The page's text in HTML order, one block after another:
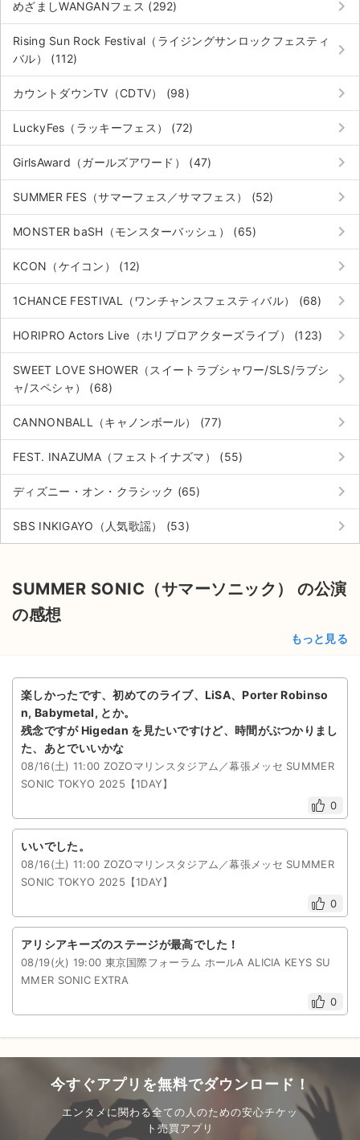
めざましWANGANフェス (292) keyboard_arrow_right
Rising Sun Rock Festival（ライジングサンロックフェスティ
バル） (112)
keyboard_arrow_right
カウントダウンTV（CDTV） (98) keyboard_arrow_right
LuckyFes（ラッキーフェス） (72) keyboard_arrow_right
GirlsAward（ガールズアワード） (47) keyboard_arrow_right
SUMMER FES（サマーフェス／サマフェス） (52) keyboard_arrow_right
MONSTER baSH（モンスターバッシュ） (65) keyboard_arrow_right
KCON（ケイコン） (12) keyboard_arrow_right
1CHANCE FESTIVAL（ワンチャンスフェスティバル） (68) keyboard_arrow_right
HORIPRO Actors Live（ホリプロアクターズライブ） (123) keyboard_arrow_right
SWEET LOVE SHOWER（スイートラブシャワー/SLS/ラブシ
ャ/スペシャ） (68)
keyboard_arrow_right
CANNONBALL（キャノンボール） (77) keyboard_arrow_right
FEST. INAZUMA（フェストイナズマ） (55) keyboard_arrow_right
ディズニー・オン・クラシック (65) keyboard_arrow_right
SBS INKIGAYO（人気歌謡） (53) keyboard_arrow_right
SUMMER SONIC（サマーソニック） の公演
の感想
もっと見る
楽しかったです、初めてのライブ、LiSA、Porter Robinso
n, Babymetal, とか。
残念ですが Higedan を見たいですけど、時間がぶつかりまし
た、あとでいいかな
08/16(土) 11:00 ZOZOマリンスタジアム／幕張メッセ SUMMER
SONIC TOKYO 2025【1DAY】
0
いいでした。
08/16(土) 11:00 ZOZOマリンスタジアム／幕張メッセ SUMMER
SONIC TOKYO 2025【1DAY】
0
アリシアキーズのステージが最高でした！
08/19(火) 19:00 東京国際フォーラム ホールA ALICIA KEYS SU
MMER SONIC EXTRA
0
今すぐアプリを無料でダウンロード！
エンタメに関わる全ての人のための安心チケッ
ト売買アプリ